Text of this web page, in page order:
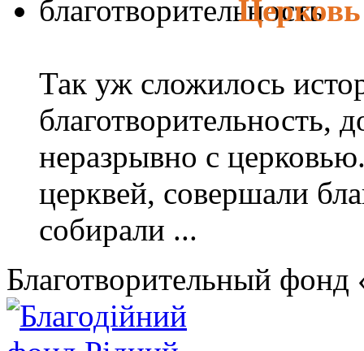
Церковь
Так уж сложилось
благотворительность,
неразрывно с
церквей, совершали
собирали ...
Благотворительный